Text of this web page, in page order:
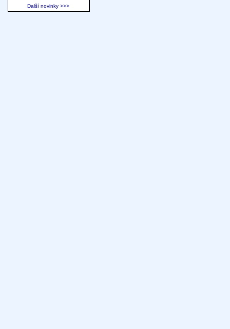
Další novinky >>>